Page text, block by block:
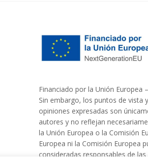
Financiado por la Unión Europea
Sin embargo, los puntos de vista
opiniones expresadas son
autores y no reflejan
la Unión Europea o la Comisión
Europea ni la Comisión Europea
consideradas responsables de las